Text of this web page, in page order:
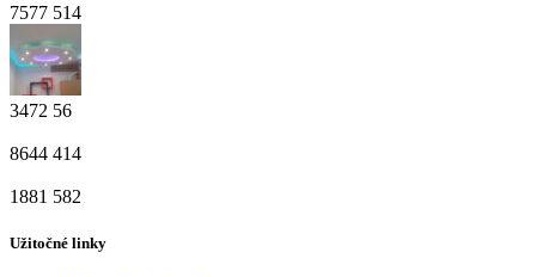
7577 514
3472 56
8644 414
1881 582
Užitočné linky